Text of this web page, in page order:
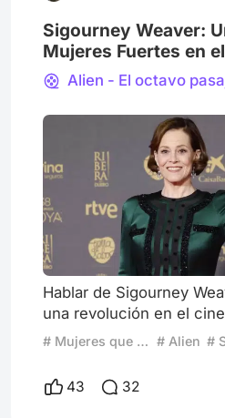
Sigourney Weaver:
Mujeres Fuertes en
Alien - El octavo
Hablar de Sigourney
una revolución en el
como la icónica Ellen
se convirtió en el rostro
de heroínas: mujeres
autosuficientes que no
# Mujeres que revolucionaron el cine # Alien
43 32